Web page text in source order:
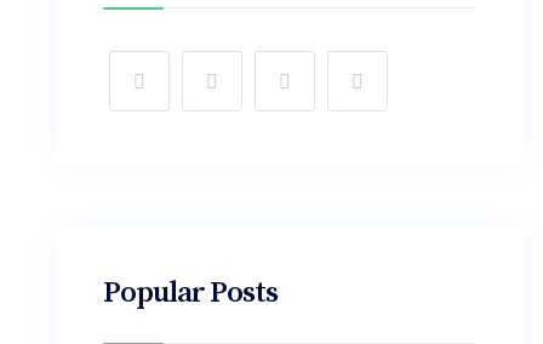
Popular Posts